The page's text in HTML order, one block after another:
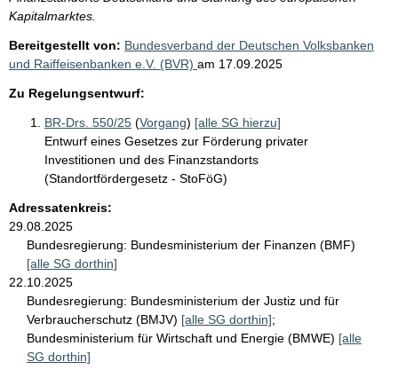
Kapitalmarktes.
Bereitgestellt von: Bundesverband der Deutschen Volksbanken
und Raiffeisenbanken e.V. (BVR) am 17.09.2025
Zu Regelungsentwurf:
BR-Drs. 550/25 (Vorgang) [alle SG hierzu]
Entwurf eines Gesetzes zur Förderung privater
Investitionen und des Finanzstandorts
(Standortfördergesetz - StoFöG)
Adressatenkreis:
29.08.2025
Bundesregierung: Bundesministerium der Finanzen (BMF)
[alle SG dorthin]
22.10.2025
Bundesregierung: Bundesministerium der Justiz und für
Verbraucherschutz (BMJV) [alle SG dorthin];
Bundesministerium für Wirtschaft und Energie (BMWE) [alle
SG dorthin]